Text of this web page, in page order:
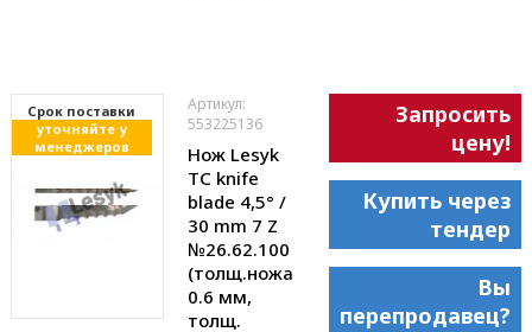
Cрок поставки
уточняйте у
менеджеров
Артикул:
553225136
Нож Lesyk
TC knife
blade 4,5° /
30 mm 7 Z
№26.62.100
(толщ.ножа
0.6 мм,
толщ.
Запросить
цену!
Купить через
тендер
Вы
перепродавец?